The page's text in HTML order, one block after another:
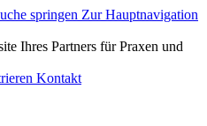
springen Zur Hauptnavigation
Ihres Partners für Praxen und
Kontakt